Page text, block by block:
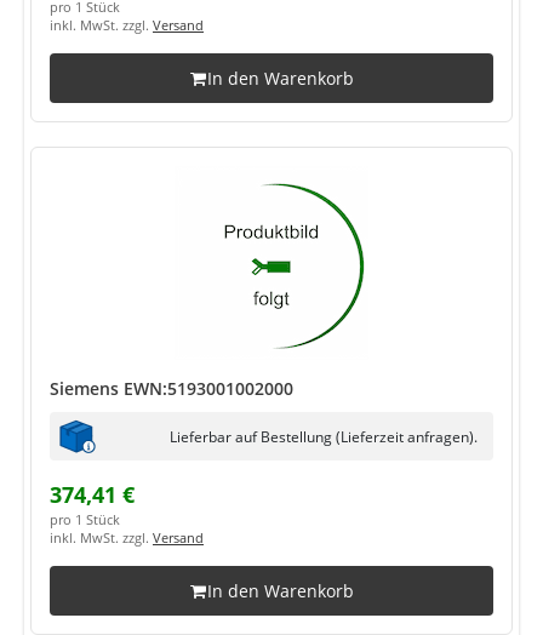
pro 1 Stück
inkl. MwSt. zzgl. Versand
In den Warenkorb
Siemens EWN:5193001002000
Lieferbar auf Bestellung (Lieferzeit anfragen).
374,41 €
pro 1 Stück
inkl. MwSt. zzgl. Versand
In den Warenkorb